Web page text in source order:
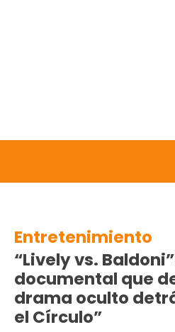
Entretenimiento
“Lively vs.
documental que
drama oculto
el Círculo”